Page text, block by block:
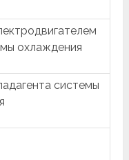
охлаждения
системы